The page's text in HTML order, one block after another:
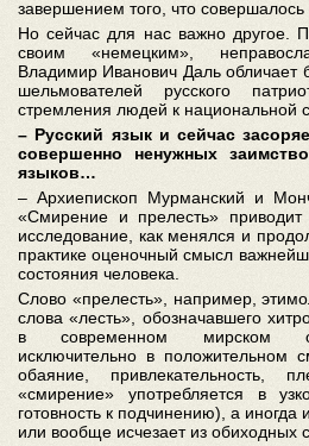
завершением того, что
Но сейчас для нас важно другое.
своим «немецким»,
Владимир Иванович Даль обличает
шельмователей русского
стремления людей к национальной
– Русский язык и сейчас
совершенно ненужных
языков…
– Архиепископ Мурманский и
«Смирение и прелесть» приводит
исследование, как менялся и
практике оценочный смысл
состояния человека.
Слово «прелесть», например,
слова «лесть», обозначавшего
в современном мирском
исключительно в положительном
обаяние, привлекательность,
«смирение» употребляется в
готовность к подчинению), а
или вообще исчезает из обиходных